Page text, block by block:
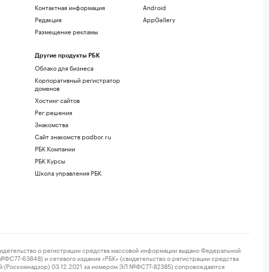
Контактная информация
Редакция
Размещение рекламы
Другие продукты РБК
Облако для бизнеса
Корпоративный регистратор
доменов
Хостинг сайтов
Рег.решения
Знакомства
Сайт знакомств podbor.ru
РБК Компании
РБК Курсы
Школа управления РБК
Android
AppGallery
о регистрации средства массовой информации выдано Федеральной
63848) и сетевого издания «РБК» (свидетельство о регистрации средства
(Роскомнадзор) 03.12.2021 за номером ЭЛ №ФС77-82385) сопровождаются